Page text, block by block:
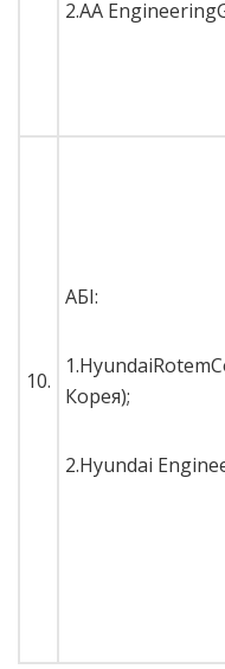
2.AA
10.
АБІ:
Корея);
2.Hyundai